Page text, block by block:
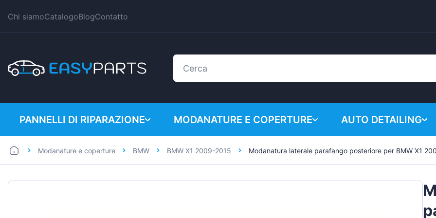
Chi siamoCatalogoBlogContatto
Il
PANNELLI DI RIPARAZIONE
Auto
MODANATURE E COPERTURE
BMW
AUTO DETAILING
Prodotti chimici
Modanature e coperture BMW BMW X1 2009-2015 Modanatura laterale parafango posteriore per BMW X1